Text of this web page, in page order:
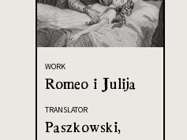
WORK
Romeo i Julija
TRANSLATOR
Paszkowski,